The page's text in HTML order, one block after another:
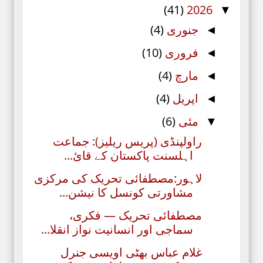
▼
2026
(41)
◄ جنوری (4)
◄ فروری (10)
◄ مارچ (4)
◄ اپریل (4)
▼ مئی (6)
راولپنڈی (پریس ریلیز): جماعت
اہلسنت پاکستان کے قائ...
لاہور:مصطفائی تحریک کی مرکزی
مشاورتی کونسل کا نیشن...
مصطفائی تحریک — فکری،
سماجی اور انسانیت نواز انقلا...
غلام عباس بھٹی اویسی جنرل